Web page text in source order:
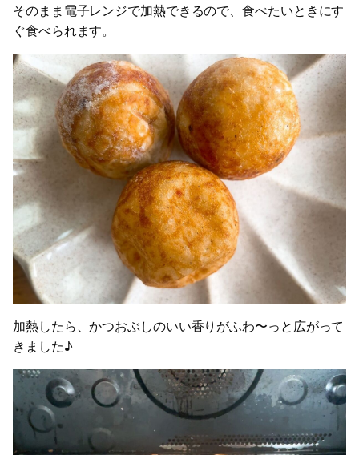
そのまま電子レンジで加熱できるので、食べたいときにす
ぐ食べられます。
加熱したら、かつおぶしのいい香りがふわ〜っと広がって
きました♪